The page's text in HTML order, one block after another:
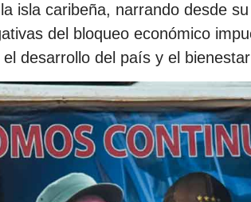
isla caribeña, narrando desde
del bloqueo económico
desarrollo del país y el